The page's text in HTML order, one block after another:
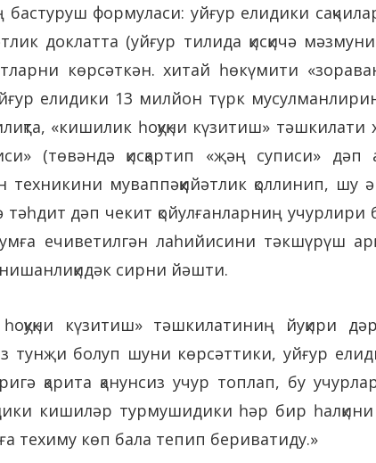
бастуруш формуласи: уйғур елидики
доклатта (уйғур тилида қисқичә
көрсәткән. хитай һөкүмити
елидики 13 милйон түрк
«кишилик һоқуқни күзитиш»
(төвәндә қисқартип «җәң суписи»
техникини муваппәққийәтлик қоллинип,
тәһдит дәп чекит қойулғанларниң
ечиветилгән лаһийисини тәкшүрүш
сирни йәшти.
күзитиш» тәшкилатиниң йуқири
тунҗи болуп шуни көрсәттики, уйғур
қарита қанунсиз учур топлап, бу
кишиләр турмушидики һәр бир
техиму көп бала тепип бериватиду.»